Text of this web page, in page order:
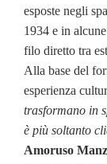
esposte negli
1934 e in
filo diretto tra
Alla base del
esperienza
trasformano in
è più soltanto
Amoruso